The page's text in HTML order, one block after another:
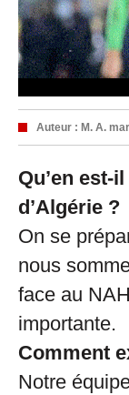
Auteur : M. A.
Qu’en est-
d’Algérie ?
On se
nous
face au
importante.
Comment
Notre